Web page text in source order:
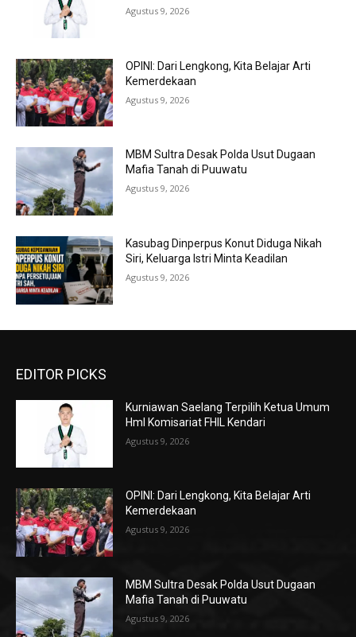
Agustus 9, 2026
OPINI: Dari Lengkong, Kita Belajar Arti
Kemerdekaan
Agustus 9, 2026
MBM Sultra Desak Polda Usut Dugaan
Mafia Tanah di Puuwatu
Agustus 9, 2026
Kasubag Dinperpus Konut Diduga Nikah
Siri, Keluarga Istri Minta Keadilan
Agustus 9, 2026
EDITOR PICKS
Kurniawan Saelang Terpilih Ketua Umum
HmI Komisariat FHIL Kendari
Agustus 9, 2026
OPINI: Dari Lengkong, Kita Belajar Arti
Kemerdekaan
Agustus 9, 2026
MBM Sultra Desak Polda Usut Dugaan
Mafia Tanah di Puuwatu
Agustus 9, 2026